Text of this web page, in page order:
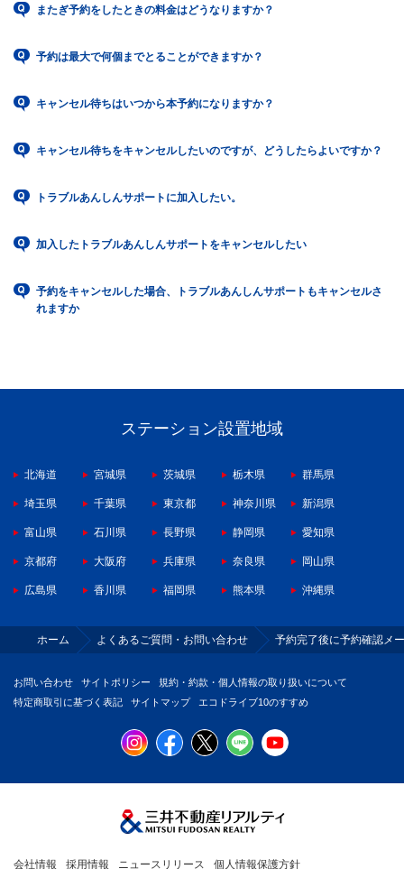
またぎ予約をしたときの料金はどうなりますか？
予約は最大で何個までとることができますか？
キャンセル待ちはいつから本予約になりますか？
キャンセル待ちをキャンセルしたいのですが、どうしたらよいですか？
トラブルあんしんサポートに加入したい。
加入したトラブルあんしんサポートをキャンセルしたい
予約をキャンセルした場合、トラブルあんしんサポートもキャンセルさ
れますか
ステーション設置地域
北海道 宮城県 茨城県 栃木県 群馬県
埼玉県 千葉県 東京都 神奈川県 新潟県
富山県 石川県 長野県 静岡県 愛知県
京都府 大阪府 兵庫県 奈良県 岡山県
広島県 香川県 福岡県 熊本県 沖縄県
ホーム よくあるご質問・お問い合わせ 予約完了後に予約確認メ
お問い合わせ サイトポリシー
規約・約款・個人情報の取り扱いについて
特定商取引に基づく表記
サイトマップ エコドライブ10のすすめ
会社情報 採用情報 ニュースリリース 個人情報保護方針